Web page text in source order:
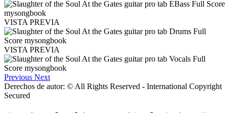
VISTA PREVIA
VISTA PREVIA
Previous Next
Derechos de autor: © All Rights Reserved - International Copyright
Secured